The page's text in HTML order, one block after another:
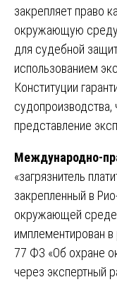
закрепляет право
окружающую
для судебной
использованием
Конституции
судопроизводства,
представление
Международно-
«загрязнитель
закрепленный в
окружающей среде
имплементирован в
77 ФЗ «Об охране
через экспертный